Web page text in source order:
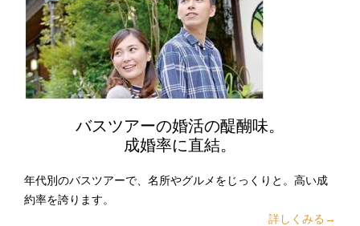
バスツアーの婚活の醍醐味。
成婚率に直結。
年代別のバスツアーで、名所やグルメをじっくりと。高い成
約率を誇ります。
詳しくみる→